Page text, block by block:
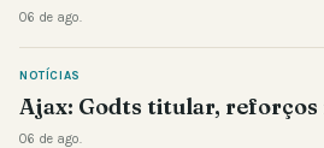
06 de ago.
NOTÍCIAS
Ajax: Godts titular, reforços
06 de ago.